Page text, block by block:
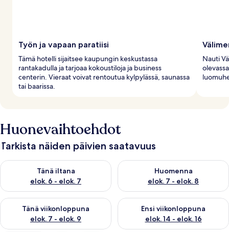
Työn ja vapaan paratiisi
Tämä hotelli sijaitsee kaupungin keskustassa
rantakadulla ja tarjoaa kokoustiloja ja business
centerin. Vieraat voivat rentoutua kylpylässä, saunassa
tai baarissa.
Nauti
Huonevaihtoehdot
Tarkista näiden päivien saatavuus
Tänä iltana
elok. 6 - elok. 7
Tarkista tämän illan saatavuus elok. 6 - elok. 7
Huomenna
elok. 7 - elok. 8
Tarkista huomisen saatavuus
Tänä viikonloppuna
elok. 7 - elok. 9
Tarkista tämän viikonlopun saatavuus elok. 7 - elok. 9
Ensi viikonloppuna
elok. 14 - elok. 16
Tarkista ensi viikonlopun